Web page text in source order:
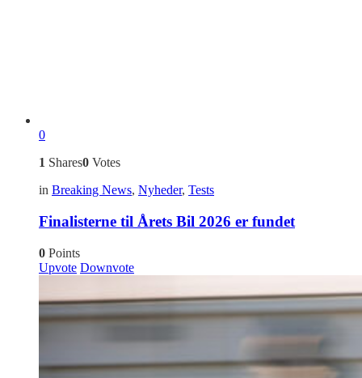
0
1 Shares0 Votes
in Breaking News, Nyheder, Tests
Finalisterne til Årets Bil 2026 er fundet
0 Points
Upvote Downvote